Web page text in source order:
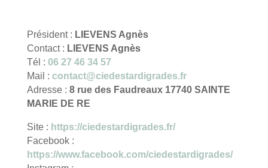
Président : LIEVENS Agnès
Contact : LIEVENS Agnès
Tél : 06 27 46 34 57
Mail : contact@ciedestardigrades.fr
Adresse : 8 rue des Faudreaux 17740 SAINTE
MARIE DE RE
Site : https://ciedestardigrades.fr/
Facebook :
https://www.facebook.com/ciedestardigrades/